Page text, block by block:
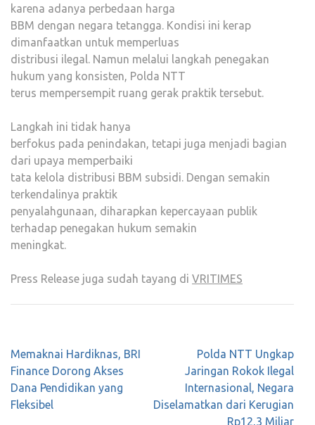
karena adanya perbedaan harga
BBM dengan negara tetangga. Kondisi ini kerap
dimanfaatkan untuk memperluas
distribusi ilegal. Namun melalui langkah penegakan
hukum yang konsisten, Polda NTT
terus mempersempit ruang gerak praktik tersebut.
Langkah ini tidak hanya
berfokus pada penindakan, tetapi juga menjadi bagian
dari upaya memperbaiki
tata kelola distribusi BBM subsidi. Dengan semakin
terkendalinya praktik
penyalahgunaan, diharapkan kepercayaan publik
terhadap penegakan hukum semakin
meningkat.
Press Release juga sudah tayang di VRITIMES
Post
navigation
Memaknai Hardiknas, BRI
Finance Dorong Akses
Dana Pendidikan yang
Fleksibel
Polda NTT Ungkap
Jaringan Rokok Ilegal
Internasional, Negara
Diselamatkan dari Kerugian
Rp12,3 Miliar